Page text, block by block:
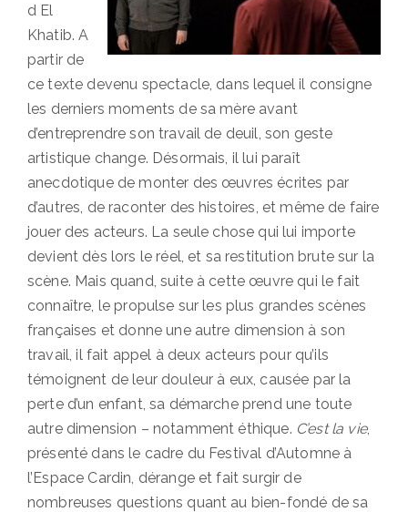
d El
Khatib. A
partir de
ce texte devenu spectacle, dans lequel il consigne
les derniers moments de sa mère avant
d’entreprendre son travail de deuil, son geste
artistique change. Désormais, il lui paraît
anecdotique de monter des œuvres écrites par
d’autres, de raconter des histoires, et même de faire
jouer des acteurs. La seule chose qui lui importe
devient dès lors le réel, et sa restitution brute sur la
scène. Mais quand, suite à cette œuvre qui le fait
connaître, le propulse sur les plus grandes scènes
françaises et donne une autre dimension à son
travail, il fait appel à deux acteurs pour qu’ils
témoignent de leur douleur à eux, causée par la
perte d’un enfant, sa démarche prend une toute
autre dimension – notamment éthique. C’est la vie,
présenté dans le cadre du Festival d’Automne à
l’Espace Cardin, dérange et fait surgir de
nombreuses questions quant au bien-fondé de sa